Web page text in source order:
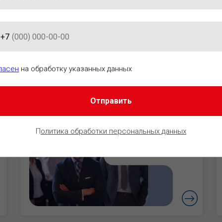
ПРАВОВОГО
Руководители
Уверенность в
безопасности
+7
на обработку указанных данных
Отправить
Политика обработки персональных данных